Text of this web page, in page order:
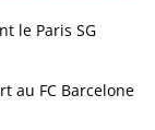
le Paris SG
au FC Barcelone